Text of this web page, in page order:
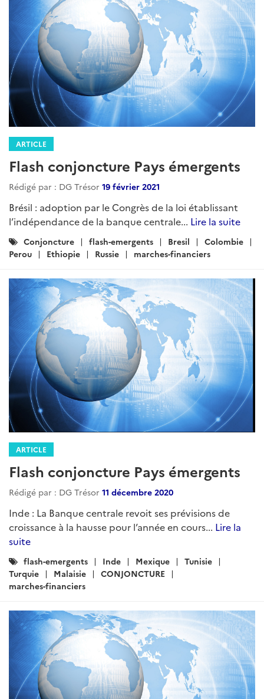
ARTICLE
Flash conjoncture Pays émergents
Rédigé par : DG Trésor 19 février 2021
Brésil : adoption par le Congrès de la loi établissant
l’indépendance de la banque centrale... Lire la suite
Catégories
:
Conjoncture flash-emergents Bresil
Colombie
Perou
Ethiopie Russie marches-financiers
ARTICLE
Flash conjoncture Pays émergents
Rédigé par : DG Trésor 11 décembre 2020
Inde : La Banque centrale revoit ses prévisions de
croissance à la hausse pour l’année en cours... Lire la
suite
Catégories
:
flash-emergents Inde Mexique
Tunisie
Turquie
Malaisie
CONJONCTURE
marches-financiers